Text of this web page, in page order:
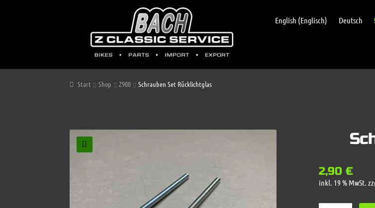
English (Englisch) Deutsch
Start Shop Z900 Schrauben Set Rücklichtglas
2,90 €
inkl. 19 % MwSt.